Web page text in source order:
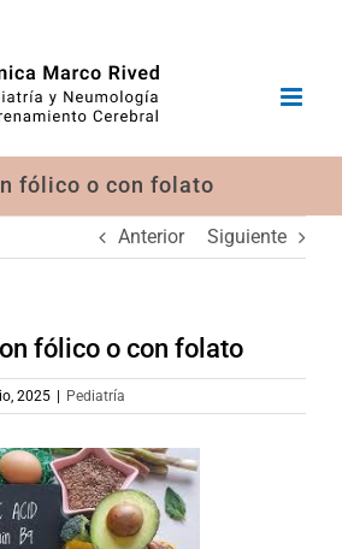
fólico o con folato
Anterior Siguiente
fólico o con folato
2025 Pediatría